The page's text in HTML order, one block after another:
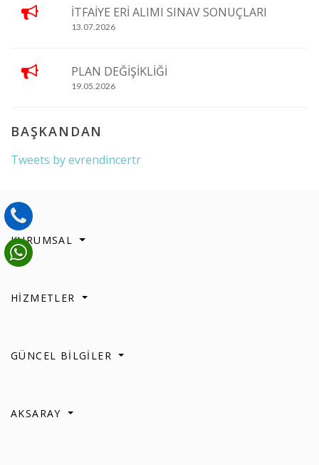
İTFAİYE ERİ ALIMI SINAV SONUÇLARI
13.07.2026
PLAN DEĞİŞİKLİĞİ
19.05.2026
BAŞKANDAN
Tweets by evrendincertr
KURUMSAL
HİZMETLER
GÜNCEL BİLGİLER
AKSARAY